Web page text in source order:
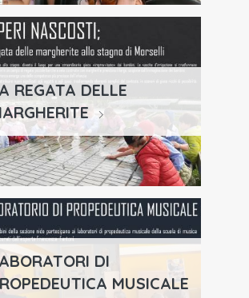
REGATA DELLE
DI
MUSICALE